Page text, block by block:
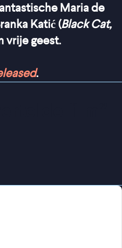
Maria de
Katić (Black Cat,
vrije geest.
.
een bijzondere